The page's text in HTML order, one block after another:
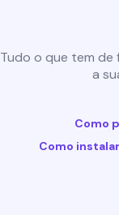
Tudo o que tem de
a
Como
Como